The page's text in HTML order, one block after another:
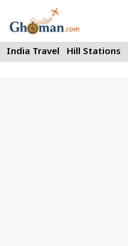
to
content
India Travel Hill Stations